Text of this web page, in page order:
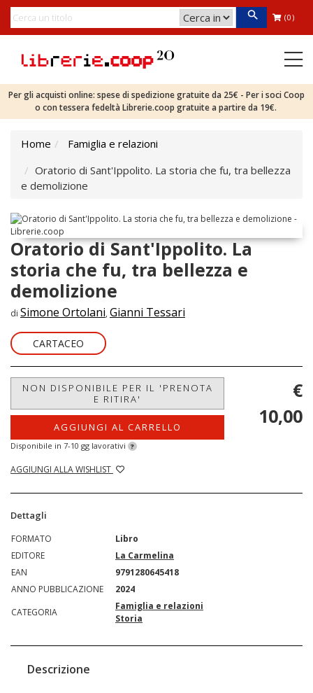
(0)
Per gli acquisti online: spese di spedizione gratuite da 25€ - Per i soci Coop
o con tessera fedeltà Librerie.coop gratuite a partire da 19€.
Home
Famiglia e relazioni
Oratorio di Sant'Ippolito. La storia che fu, tra bellezza
e demolizione
Oratorio di Sant'Ippolito. La
storia che fu, tra bellezza e
demolizione
di Simone Ortolani, Gianni Tessari
CARTACEO
NON DISPONIBILE PER IL 'PRENOTA
E RITIRA'
AGGIUNGI AL CARRELLO
Disponibile in 7-10 gg lavorativi ?
AGGIUNGI ALLA WISHLIST
€
10,00
Dettagli
FORMATO
Libro
EDITORE
La Carmelina
EAN
9791280645418
ANNO PUBBLICAZIONE
2024
CATEGORIA
Famiglia e relazioni
Storia
Descrizione